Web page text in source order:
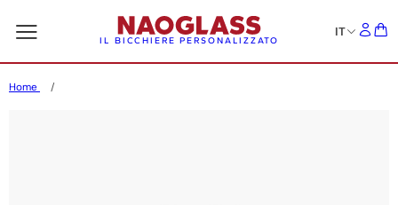
IL BICCHIERE PERSONALIZZATO
IT
Home